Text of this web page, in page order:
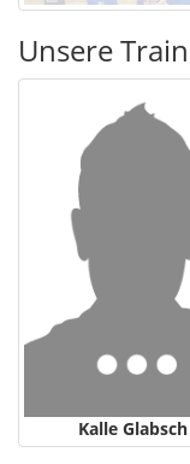
Unsere
Kalle Glabsch